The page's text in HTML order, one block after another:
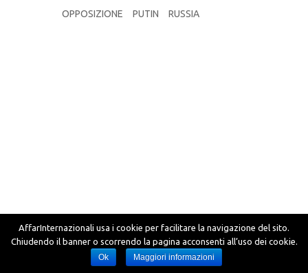
OPPOSIZIONE
PUTIN RUSSIA
AffarInternazionali usa i cookie per facilitare la navigazione del sito.
Chiudendo il banner o scorrendo la pagina acconsenti all’uso dei cookie.
Ok
Maggiori informazioni